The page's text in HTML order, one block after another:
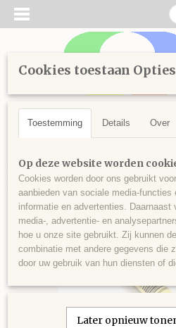
Inloggen Registreren
Home >Handwerken>Borduren>
3800>Splijtgaren 3866
Cookies toestaan Opties
Toestemming Details Over
Op deze website worden
Cookies worden door ons gebruikt
aanbieden van sociale media-functies
informatie en advertenties. Daarnaast
media-, advertentie- en
hoe u onze site gebruikt. Zij kunnen
combinatie met andere gegevens die
door uw gebruik van hun diensten of
Later opnieuw